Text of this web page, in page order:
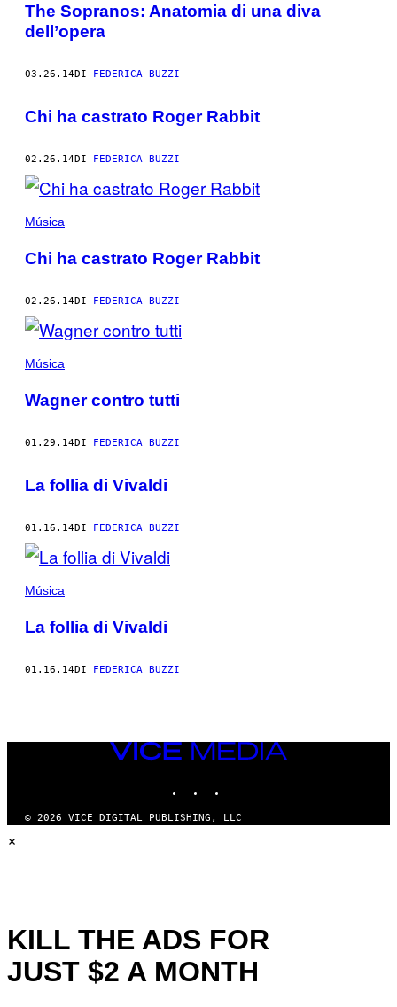
The Sopranos: Anatomia di una diva
dell’opera
03.26.14DI FEDERICA BUZZI
Chi ha castrato Roger Rabbit
02.26.14DI FEDERICA BUZZI
Música
Chi ha castrato Roger Rabbit
02.26.14DI FEDERICA BUZZI
Música
Wagner contro tutti
01.29.14DI FEDERICA BUZZI
La follia di Vivaldi
01.16.14DI FEDERICA BUZZI
Música
La follia di Vivaldi
01.16.14DI FEDERICA BUZZI
VICE
MEDIA
© 2026 VICE DIGITAL PUBLISHING, LLC
×
KILL THE ADS FOR
JUST $2 A MONTH